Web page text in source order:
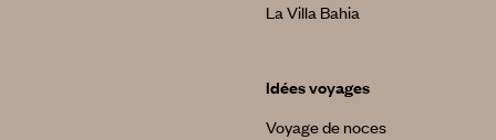
La Villa Bahia
Idées voyages
Voyage de noces